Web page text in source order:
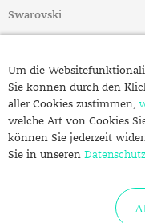
Swarovski
FOLGEN SIE UNS
Um die
Sie können durch den
aller Cookies zustimmen,
welche Art von Cookies
können Sie jederzeit
Sie in unseren